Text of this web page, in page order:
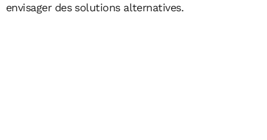
envisager des solutions alternatives.